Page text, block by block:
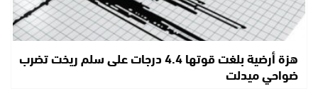
هزة أرضية بلغت قوتها 4.4 درجات على سلم ريخت تضرب
ضواحي ميدلت